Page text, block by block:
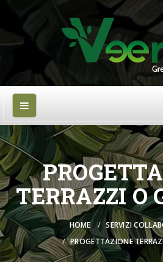
TERRAZZI O
HOME
SERVIZI
PROGETTAZIONE